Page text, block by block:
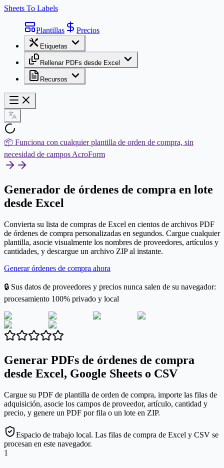
Sheets To Labels
Plantillas Precios
Etiquetas
Rellenar PDFs desde Excel
Recursos
📦 Funciona con cualquier plantilla de orden de compra, sin
necesidad de campos AcroForm
Generador de órdenes de compra en lote
desde Excel
Convierta su lista de compras de Excel en cientos de archivos PDF
de órdenes de compra personalizadas en segundos. Cargue cualquier
plantilla, asocie visualmente los nombres de proveedores, artículos y
cantidades, y descargue un archivo ZIP al instante.
Generar órdenes de compra ahora
🔒 Sus datos de proveedores y precios nunca salen de su navegador:
procesamiento 100% privado y local
Generar PDFs de órdenes de compra
desde Excel, Google Sheets o CSV
Cargue su PDF de plantilla de orden de compra, importe las filas de
adquisición, asocie los campos de proveedor, artículo, cantidad y
precio, y genere un PDF por fila o un lote en ZIP.
Espacio de trabajo local. Las filas de compra de Excel y CSV se
procesan en este navegador.
1